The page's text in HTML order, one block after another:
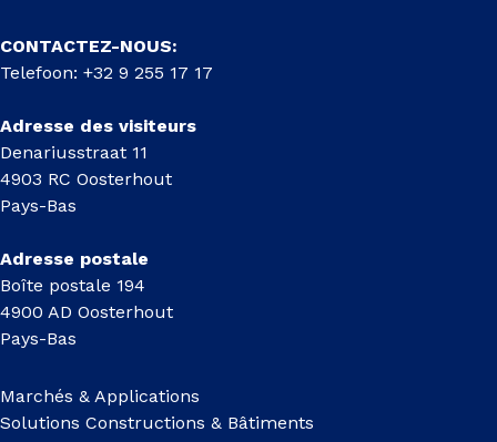
CONTACTEZ-NOUS:
Telefoon: +32 9 255 17 17
Adresse des visiteurs
Denariusstraat 11
4903 RC Oosterhout
Pays-Bas
Adresse postale
Boîte postale 194
4900 AD Oosterhout
Pays-Bas
Marchés & Applications
Solutions Constructions & Bâtiments